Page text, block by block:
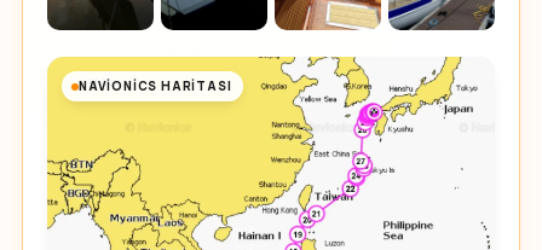
NAVIONICS HARITASI